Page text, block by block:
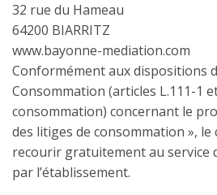
32 rue du Hameau
64200 BIARRITZ
www.bayonne-mediation.com
Conformément aux dispositions
Consommation (articles L.111-1
consommation) concernant le
des litiges de consommation », le
recourir gratuitement au service
par l’établissement.